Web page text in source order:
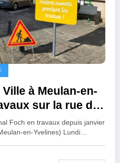
à Meulan-en-
sur la rue du
Foch en travaux depuis janvier
en-Yvelines) Lundi…